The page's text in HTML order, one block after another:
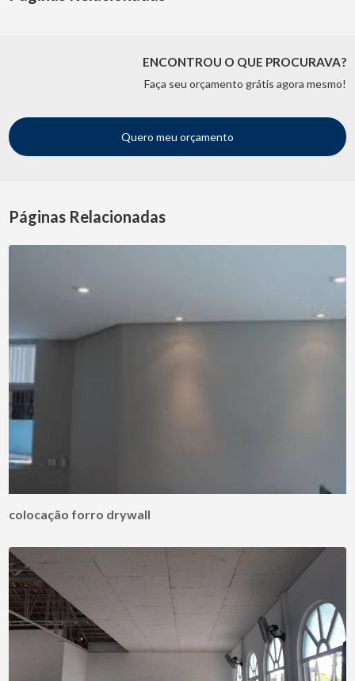
ENCONTROU O QUE PROCURAVA?
Faça seu orçamento grátis agora mesmo!
Quero meu orçamento
Páginas Relacionadas
colocação forro drywall